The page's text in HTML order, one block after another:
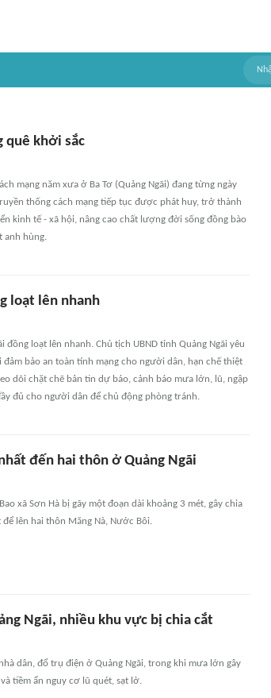
quê khởi sắc
mạng năm xưa ở Ba Tơ (Quảng Ngãi) đang từng ngày
thống cách mạng tiếp tục được phát huy, trở thành
kinh tế - xã hội, nâng cao chất lượng đời sống đồng bào
anh hùng.
loạt lên nhanh
loạt lên nhanh. Chủ tịch UBND tỉnh Quảng Ngãi yêu
bảo an toàn tính mạng cho người dân, hạn chế thiệt
dõi chặt chẽ bản tin dự báo, cảnh báo mưa lớn, lũ, ngập
đủ cho người dân để chủ động phòng tránh.
đến hai thôn ở Quảng Ngãi
xã Sơn Hà bị gãy một đoạn dài khoảng 3 mét, gây chia
lên hai thôn Măng Nà, Nước Bôi.
Ngãi, nhiều khu vực bị chia cắt
dân, đổ trụ điện ở Quảng Ngãi, trong khi mưa lớn gây
tiềm ẩn nguy cơ lũ quét, sạt lở.